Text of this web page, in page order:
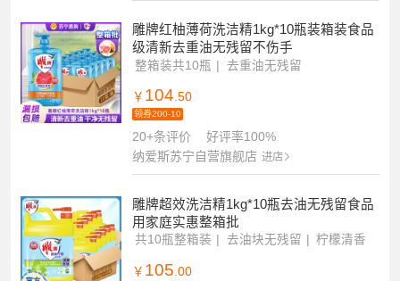
雕牌红柚薄荷洗洁精1kg*10瓶装箱装食品
级清新去重油无残留不伤手
整箱装共10瓶
去重油无残留
￥ 104.50
领券200-10
20+条评价
好评率100%
纳爱斯苏宁自营旗舰店 进店
雕牌超效洗洁精1kg*10瓶去油无残留食品
用家庭实惠整箱批
共10瓶整箱装 去油块无残留 柠檬清香
￥ 105.00